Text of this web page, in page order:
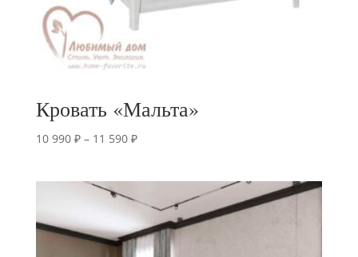
Кровать «Мальта»
10 990 ₽ – 11 590 ₽Диапазон
11
590 ₽